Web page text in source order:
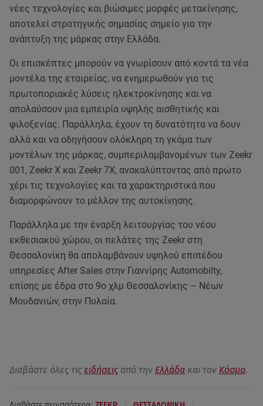
νέες τεχνολογίες και βιώσιμες μορφές μετακίνησης,
αποτελεί στρατηγικής σημασίας σημείο για την
ανάπτυξη της μάρκας στην Ελλάδα.
Οι επισκέπτες μπορούν να γνωρίσουν από κοντά τα νέα
μοντέλα της εταιρείας, να ενημερωθούν για τις
πρωτοποριακές λύσεις ηλεκτροκίνησης και να
απολαύσουν μια εμπειρία υψηλής αισθητικής και
φιλοξενίας. Παράλληλα, έχουν τη δυνατότητα να δουν
αλλά και να οδηγήσουν ολόκληρη τη γκάμα των
μοντέλων της μάρκας, συμπεριλαμβανομένων των Zeekr
001, Zeekr X και Zeekr 7X, ανακαλύπτοντας από πρώτο
χέρι τις τεχνολογίες και τα χαρακτηριστικά που
διαμορφώνουν το μέλλον της αυτοκίνησης.
Παράλληλα με την έναρξη λειτουργίας του νέου
εκθεσιακού χώρου, οι πελάτες της Zeekr στη
Θεσσαλονίκη θα απολαμβάνουν υψηλού επιπέδου
υπηρεσίες After Sales στην Γιαννίρης Automobilty,
επίσης με έδρα στο 9ο χλμ Θεσσαλονίκης – Νέων
Μουδανιών, στην Πυλαία.
Διαβάστε όλες τις ειδήσεις από την Ελλάδα και τον Κόσμο.